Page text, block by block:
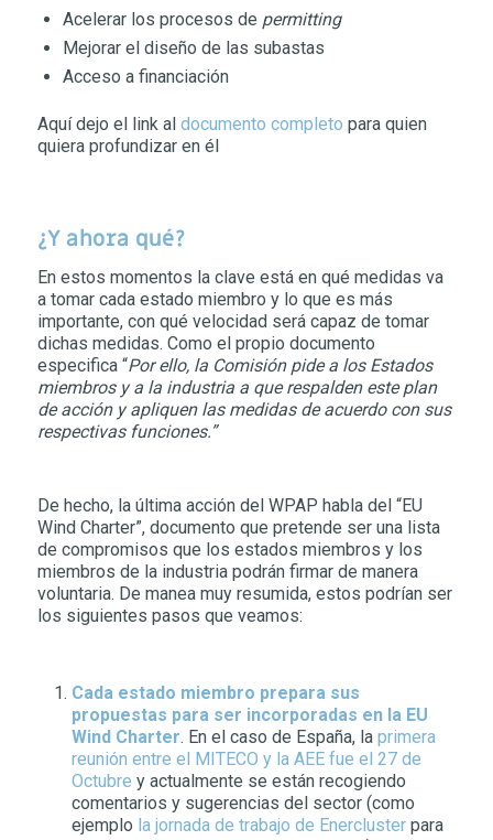
Acelerar los procesos de permitting
Mejorar el diseño de las subastas
Acceso a financiación
Aquí dejo el link al documento completo para quien
quiera profundizar en él
¿Y ahora qué?
En estos momentos la clave está en qué medidas va
a tomar cada estado miembro y lo que es más
importante, con qué velocidad será capaz de tomar
dichas medidas. Como el propio documento
especifica “Por ello, la Comisión pide a los Estados
miembros y a la industria a que respalden este plan
de acción y apliquen las medidas de acuerdo con sus
respectivas funciones.”
De hecho, la última acción del WPAP habla del “EU
Wind Charter”, documento que pretende ser una lista
de compromisos que los estados miembros y los
miembros de la industria podrán firmar de manera
voluntaria. De manea muy resumida, estos podrían ser
los siguientes pasos que veamos:
Cada estado miembro prepara sus
propuestas para ser incorporadas en la EU
Wind Charter. En el caso de España, la primera
reunión entre el MITECO y la AEE fue el 27 de
Octubre y actualmente se están recogiendo
comentarios y sugerencias del sector (como
ejemplo la jornada de trabajo de Enerclusterpara